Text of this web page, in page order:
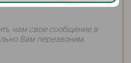
нам свое сообщение в
Вам перезвоним.